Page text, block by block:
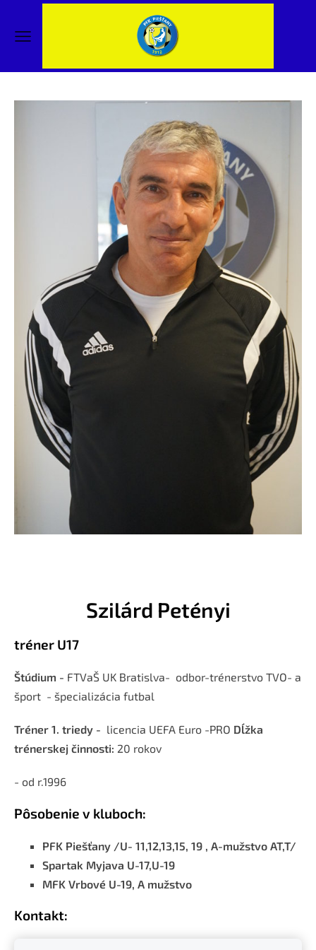
Szilárd Petényi
tréner U17
Štúdium - FTVaŠ UK Bratislva- odbor-trénerstvo TVO- a
šport - špecializácia futbal
Tréner 1. triedy - licencia UEFA Euro -PRO Dĺžka
trénerskej činnosti: 20 rokov
- od r.1996
Pôsobenie v kluboch:
PFK Piešťany /U- 11,12,13,15, 19 , A-mužstvo AT,T/
Spartak Myjava U-17,U-19
MFK Vrbové U-19, A mužstvo
Kontakt: